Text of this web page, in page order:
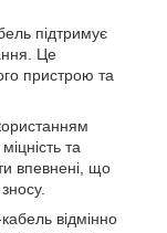
підтримує
Це
пристрою та
та
впевнені, що
відмінно